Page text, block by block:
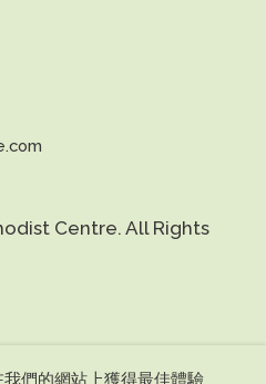
Centre. All Rights
們的網站上獲得最佳體驗